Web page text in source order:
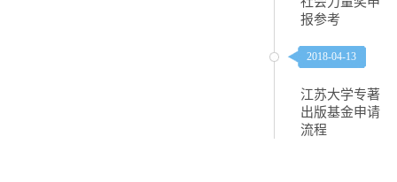
报参考
2018-04-13
江苏大学专著
出版基金申请
流程